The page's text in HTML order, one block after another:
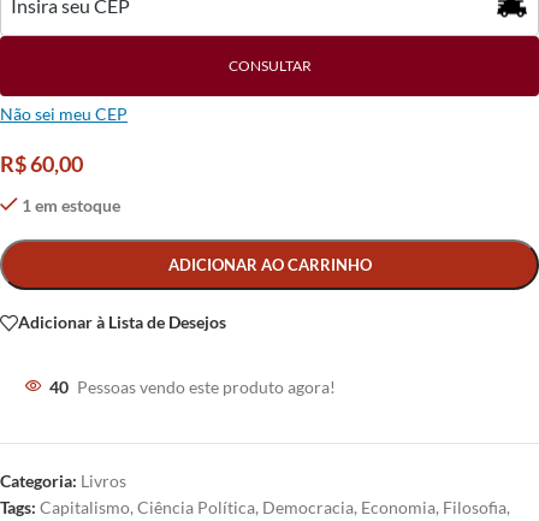
CONSULTAR
Não sei meu CEP
R$60,00
1 em estoque
ADICIONAR AO CARRINHO
Alternative:
Adicionar à Lista de Desejos
40 Pessoas vendo este produto agora!
Categoria: Livros
Tags: Capitalismo, Ciência Política, Democracia, Economia, Filosofia,